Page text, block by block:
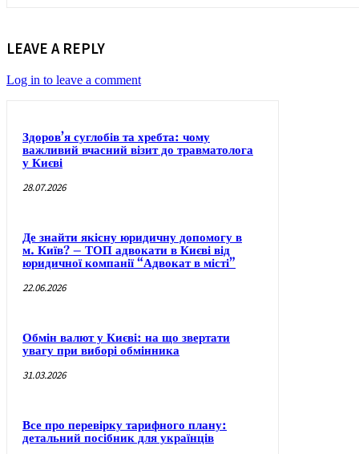
LEAVE A REPLY
Log in to leave a comment
Здоров’я суглобів та хребта: чому
важливий вчасний візит до травматолога
у Києві
28.07.2026
Де знайти якісну юридичну допомогу в
м. Київ? – ТОП адвокати в Києві від
юридичної компанії “Адвокат в місті”
22.06.2026
Обмін валют у Києві: на що звертати
увагу при виборі обмінника
31.03.2026
Все про перевірку тарифного плану:
детальний посібник для українців